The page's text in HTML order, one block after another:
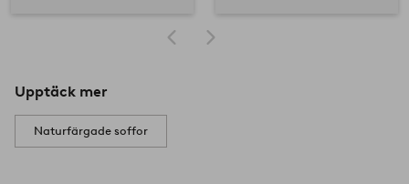
Upptäck mer
Naturfärgade soffor